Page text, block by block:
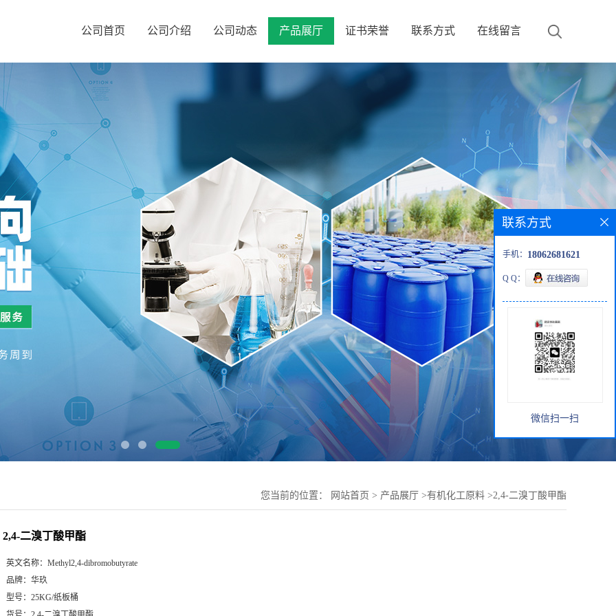
公司首页 公司介绍 公司动态 产品展厅 证书荣誉 联系方式 在线留言
您当前的位置： 网站首页 > 产品展厅 >有机化工原料 >2,4-二溴丁酸甲酯
2,4-二溴丁酸甲酯
英文名称： Methyl2,4-dibromobutyrate
品牌： 华玖
型号： 25KG/纸板桶
联系方式
手机： 18062681621
Q Q：
微信扫一扫